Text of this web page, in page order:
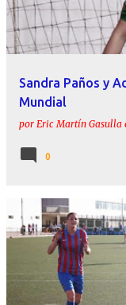
Sandra Paños y
Mundial
por Eric Martín Gasulla
0